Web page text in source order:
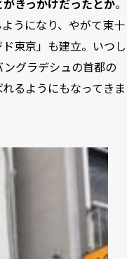
きっかけだったとか。
うになり、やがて東十
東京」も建立。いつし
グラデシュの首都の
るようにもなってきま